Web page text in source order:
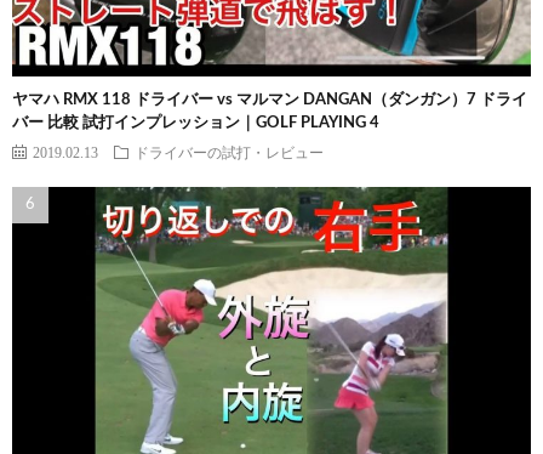
ヤマハ RMX 118 ドライバー vs マルマン DANGAN（ダンガン）7 ドライ
バー 比較 試打インプレッション｜GOLF PLAYING 4
2019.02.13 ドライバーの試打・レビュー